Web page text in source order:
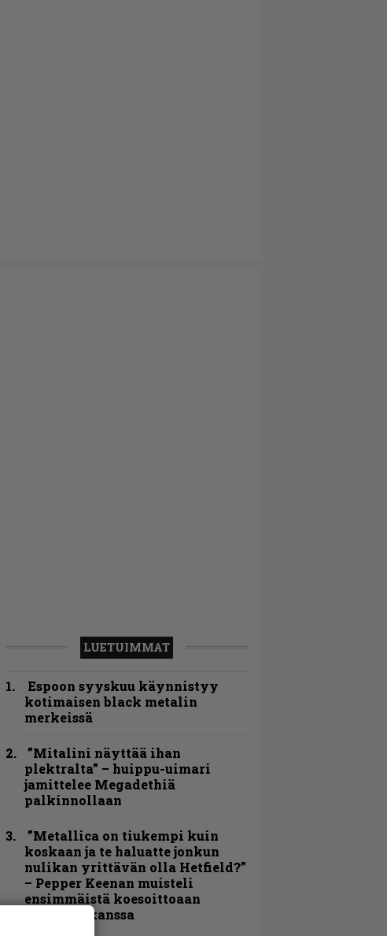
LUETUIMMAT
Espoon syyskuu käynnistyy
kotimaisen black metalin
merkeissä
”Mitalini näyttää ihan
plektralta” – huippu-uimari
jamittelee Megadethiä
palkinnollaan
”Metallica on tiukempi kuin
koskaan ja te haluatte jonkun
nulikan yrittävän olla Hetfield?”
– Pepper Keenan muisteli
ensimmäistä koesoittoaan
hevijätin kanssa